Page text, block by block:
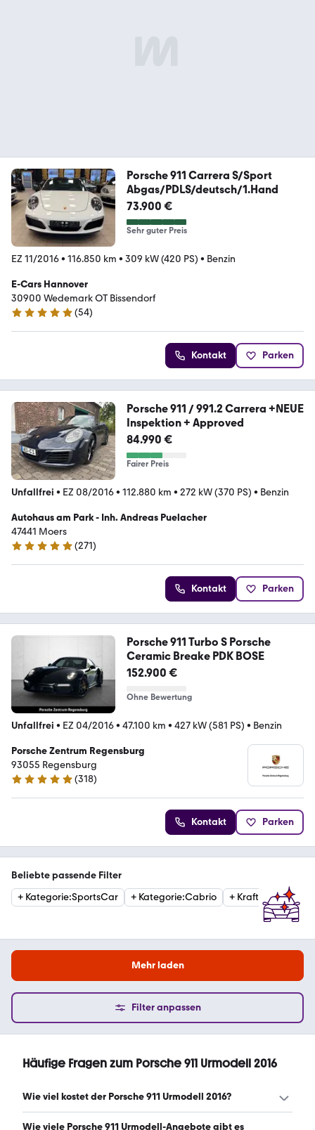
Porsche 911 Carrera S/Sport
Abgas/PDLS/deutsch/1.Hand
73.900 €
Sehr guter Preis
EZ 11/2016• 116.850 km • 309 kW (420 PS) • Benzin
E-Cars Hannover
30900 Wedemark OT Bissendorf
4.8 Sterne
(54)
Kontakt Parken
Porsche 911 / 991.2 Carrera +NEUE
Inspektion + Approved
84.990 €
Fairer Preis
Unfallfrei • EZ 08/2016• 112.880 km • 272 kW (370 PS) • Benzin
Autohaus am Park - Inh. Andreas Puelacher
47441 Moers
5 Sterne
(271)
Kontakt Parken
Porsche 911 Turbo S Porsche
Ceramic Breake PDK BOSE
152.900 €
Ohne Bewertung
Unfallfrei • EZ 04/2016• 47.100 km • 427 kW (581 PS) • Benzin
Porsche Zentrum Regensburg
93055 Regensburg
4.9 Sterne
(318)
Kontakt Parken
Beliebte passende Filter
+ Kategorie:SportsCar + Kategorie:Cabrio + Kraftstoffart:
Mehr laden
Filter anpassen
Häufige Fragen zum Porsche 911 Urmodell 2016
Wie viel kostet der Porsche 911 Urmodell 2016?
Ein guter Preis für einen Porsche 911 Urmodell 2016 liegt
Wie viele Porsche 911 Urmodell-Angebote gibt es